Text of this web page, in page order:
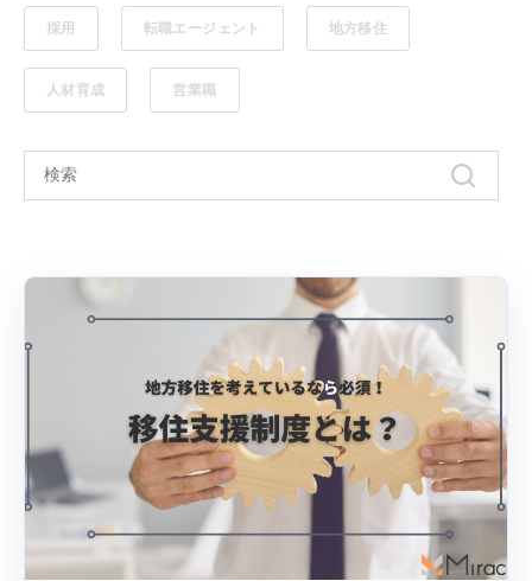
採用 転職エージェント 地方移住
人材育成 営業職